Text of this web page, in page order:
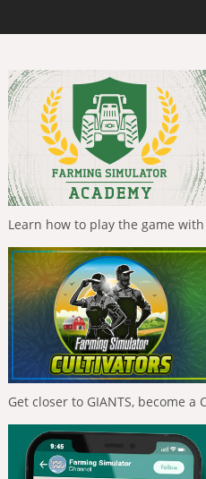
Learn how to play the game
Get closer to GIANTS, become